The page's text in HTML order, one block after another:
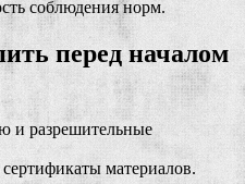
соблюдения норм.
перед началом
и разрешительные
материалов.